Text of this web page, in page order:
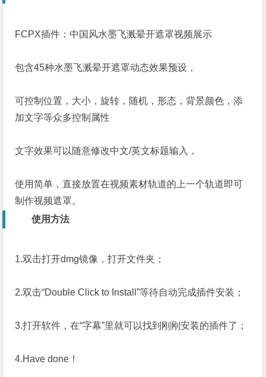
FCPX插件：中国风水墨飞溅晕开遮罩视频展示
包含45种水墨飞溅晕开遮罩动态效果预设，
可控制位置，大小，旋转，随机，形态，背景颜色，添
加文字等众多控制属性
文字效果可以随意修改中文/英文标题输入，
使用简单，直接放置在视频素材轨道的上一个轨道即可
制作视频遮罩。
使用方法
1.双击打开dmg镜像，打开文件夹；
2.双击“Double Click to Install”等待自动完成插件安装；
3.打开软件，在“字幕”里就可以找到刚刚安装的插件了；
4.Have done！